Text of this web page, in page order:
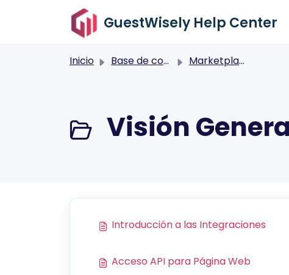
Saltar al contenido principal
GuestWisely Help Center
Inicio Base de conocimientos Marketplace
Visión
Introducción a las Integraciones
Acceso API para Página Web